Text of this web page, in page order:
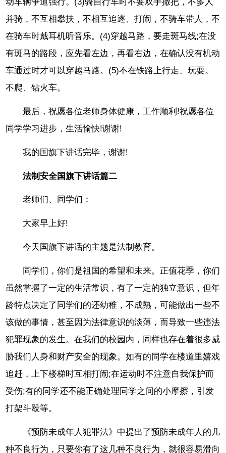
并骑，不互相攀扶，不相互追逐、打闹，不骑车带人，不
在骑车时戴耳机听音乐。(4)穿越马路，要走斑马线;在没
有斑马的路段，应先看左边，再看右边，在确认没有机动
车通过时才可以穿越马路。(5)不在铁路上行走、玩耍。
不爬、钻火车。
最后，祝愿各位老师身体健康，工作顺利!祝愿各位
同学学习进步，生活愉快!谢谢!
我的国旗下讲话完毕，谢谢!
法制安全国旗下讲话篇二
老师们、同学们：
大家早上好!
今天国旗下讲话的主题是法制教育。
同学们，你们是祖国的希望和未来。正值花季，你们
虽然掌握了一定的生活常识，有了一定的独立意识，但年
龄特点决定了同学们的还幼稚，不成熟，可能做出一些不
该做的事情，甚至因为法律意识的淡薄，而导致一些违法
犯罪现象的发生。在我们的校园内，同样也存在着很多威
胁我们人身和财产安全的现象。如有的同学在楼道里嬉戏
追赶，上下楼梯时互相打闹;在运动时不注意自我保护而
受伤;有的同学还不能正确处理同学之间的小摩擦，引发
打架斗殴等。
《预防未成年人犯罪法》中提出了预防未成年人的几
种不良行为，只要你有了这几种不良行为，就很容易滑向